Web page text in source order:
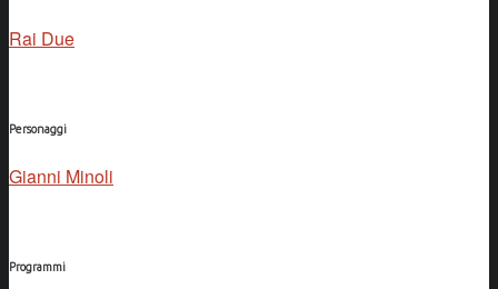
Rai Due
Personaggi
Gianni Minoli
Programmi